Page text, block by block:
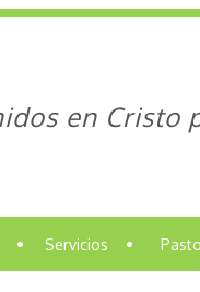
en Cristo
• Servicios •